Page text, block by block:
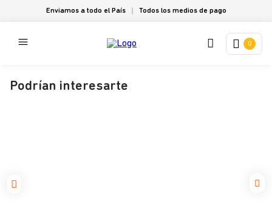
Enviamos a todo el País Todos los medios de pago
0
Podrían interesarte